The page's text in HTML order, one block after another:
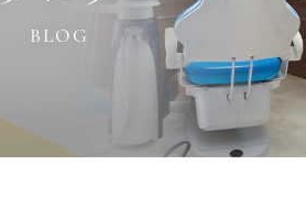
BLOG